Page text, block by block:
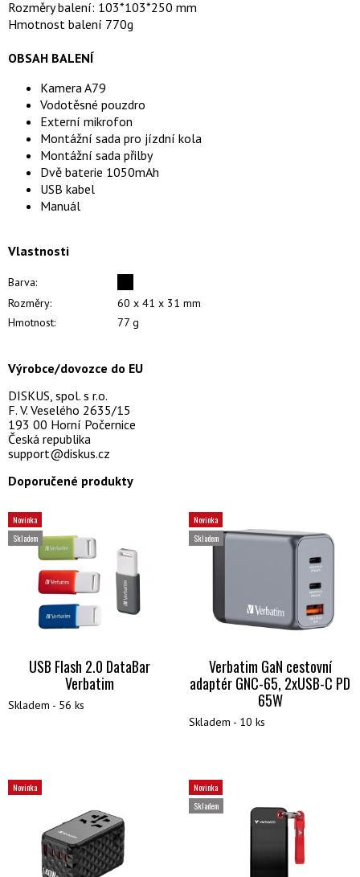
Rozměry balení: 103*103*250 mm
Hmotnost balení 770g
OBSAH BALENÍ
Kamera A79
Vodotěsné pouzdro
Externí mikrofon
Montážní sada pro jízdní kola
Montážní sada přilby
Dvě baterie 1050mAh
USB kabel
Manuál
Vlastnosti
Barva:
Rozměry:
60 x 41 x 31 mm
Hmotnost:
77 g
Výrobce/dovozce do EU
DISKUS, spol. s r.o.
F. V. Veselého 2635/15
193 00 Horní Počernice
Česká republika
support@diskus.cz
Doporučené produkty
Novinka
Skladem
USB Flash 2.0 DataBar
Verbatim
Skladem - 56 ks
Novinka
Skladem
Verbatim GaN cestovní
adaptér GNC-65, 2xUSB-C PD
65W
Skladem - 10 ks
Novinka
Novinka
Skladem